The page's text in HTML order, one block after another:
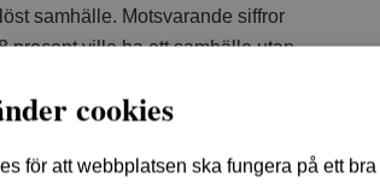
samhälle. Motsvarande siffror
procent ville ha ett samhälle utan
kunna sköta sina betalningar
samhällsviktiga
cookies
för att webbplatsen ska fungera på ett